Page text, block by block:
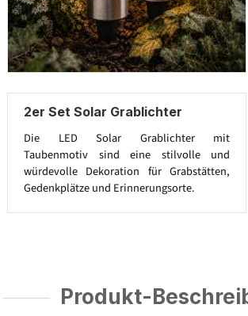
2er Set Solar Grablichter
Die LED Solar Grablichter mit
Taubenmotiv sind eine stilvolle und
würdevolle Dekoration für Grabstätten,
Gedenkplätze und Erinnerungsorte.
Produkt-